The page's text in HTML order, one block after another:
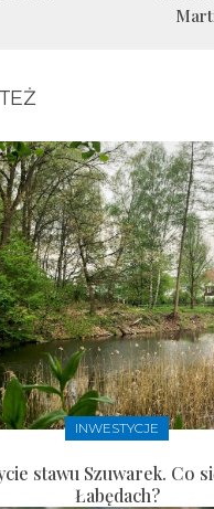
INWESTYCJE
stawu Szuwarek. Co
Łabędach?